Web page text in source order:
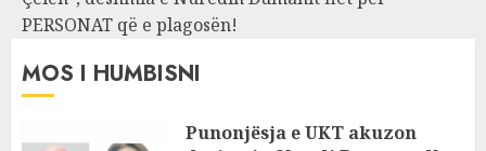
PERSONAT që e plagosën!
MOS I HUMBISNI
Punonjësja e UKT akuzon